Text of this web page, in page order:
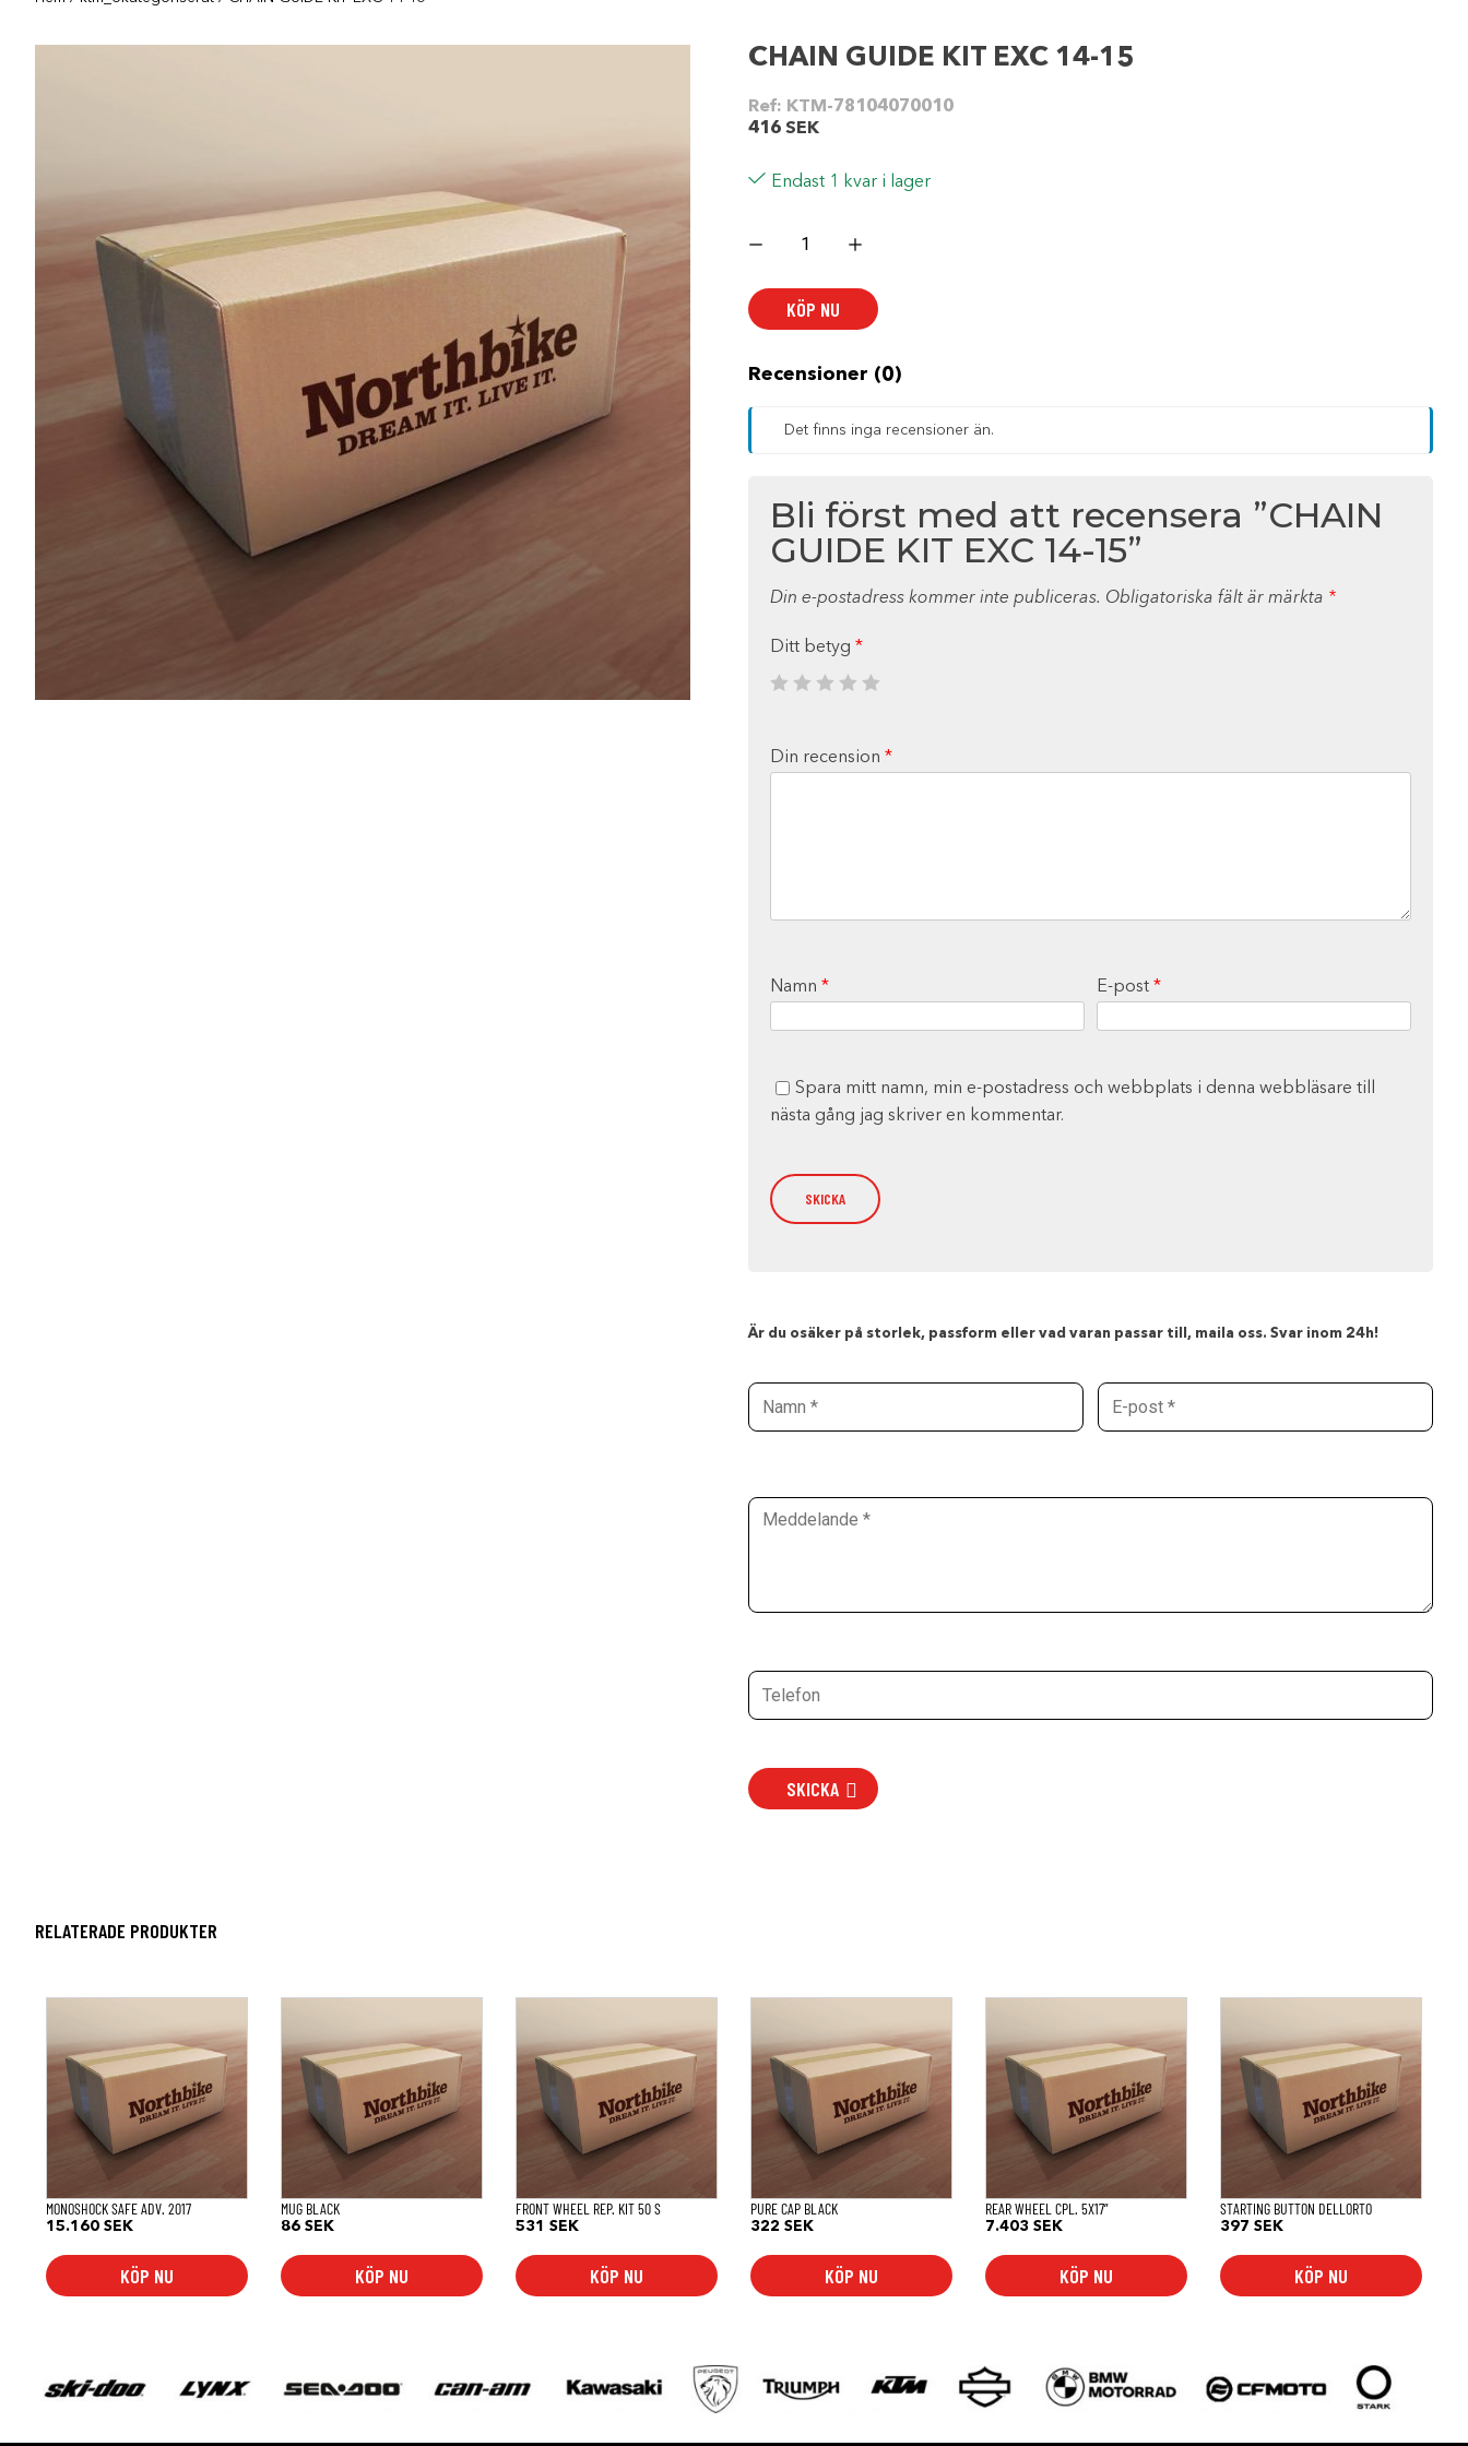
CHAIN GUIDE KIT EXC 14-15
Ref: KTM-78104070010
416 SEK
Endast 1 kvar i lager
GUIDE
14-
15
mängd
KÖP NU
Recensioner (0)
Det finns inga recensioner än.
Bli först med att recensera ”CHAIN
GUIDE KIT EXC 14-15”
Din e-postadress kommer inte publiceras. Obligatoriska fält är märkta *
Ditt betyg *
Din recension *
Namn * E-post*
Spara mitt namn, min e-postadress och webbplats i denna webbläsare till
nästa gång jag skriver en kommentar.
Är du osäker på storlek, passform eller vad varan passar till, maila oss. Svar inom 24h!
SKICKA
RELATERADE PRODUKTER
MONOSHOCK SAFE ADV. 2017
15.160 SEK
KÖP NU
MUG BLACK
86SEK
KÖP NU
FRONT WHEEL REP. KIT 50 S
531SEK
KÖP NU
PURE CAP BLACK
322SEK
KÖP NU
REAR WHEEL CPL. 5X17”
7.403SEK
KÖP NU
STARTING BUTTON DELLORTO
397SEK
KÖP NU